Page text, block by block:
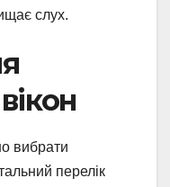
слух.
вибрати
перелік